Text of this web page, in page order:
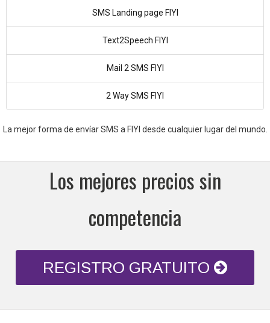
SMS Landing page FIYI
Text2Speech FIYI
Mail 2 SMS FIYI
2 Way SMS FIYI
La mejor forma de envíar SMS a FIYI desde cualquier lugar del mundo.
Los mejores precios sin
competencia
REGISTRO GRATUITO